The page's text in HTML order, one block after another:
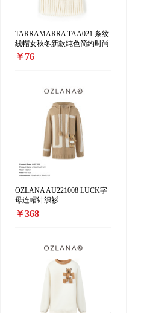
TARRAMARRA TAA021 条纹
线帽女秋冬新款纯色简约时尚
毛球百搭时尚保暖
￥76
OZLANA AU221008 LUCK字
母连帽针织衫
￥368